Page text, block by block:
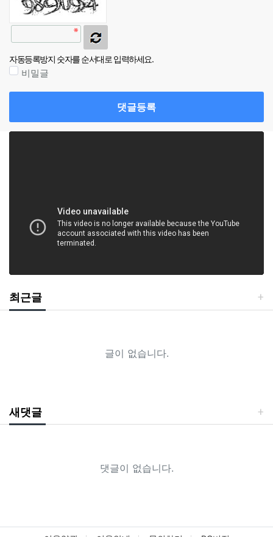
자동등록방지 숫자를 순서대로 입력하세요.
비밀글
댓글등록
최근글
글이 없습니다.
새댓글
댓글이 없습니다.